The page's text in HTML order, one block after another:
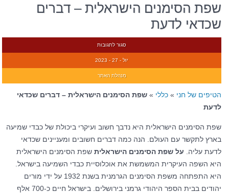
שפת הסימנים הישראלית – דברים
שכדאי לדעת
סגור לתגובות
יול - 27 - 2023
מנהלת האתר
הטיפים של חני » כללי » שפת הסימנים הישראלית – דברים שכדאי
לדעת
שפת הסימנים הישראלית היא נדבך חשוב ועיקרי ביכולת של כבדי שמיעה
בארץ לתקשר עם העולם. הנה כמה דברים חשובים ומעניינים שכדאי
לדעת עליה. על שפת הסימנים הישראלית שפת הסימנים הישראלית
היא השפה העיקרית המשמשת את אוכלוסיית כבדי השמיעה בישראל.
היא התפתחה משפת הסימנים הגרמנית בשנת 1932 על ידי מורים
יהודים בבית הספר היהודי גרמני בירושלים. בישראל חיים כ-700 אלף